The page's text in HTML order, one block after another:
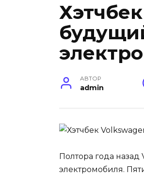
АВТОР
admin
Полтора года
электромобиля.